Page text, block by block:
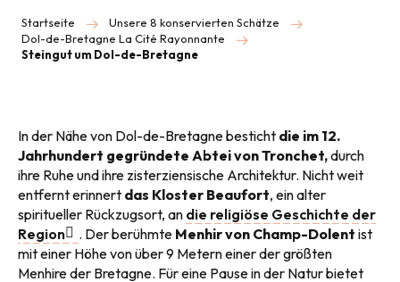
Startseite
Unsere 8 konservierten Schätze
Dol-de-Bretagne La Cité Rayonnante
Steingut um Dol-de-Bretagne
In der Nähe von Dol-de-Bretagne besticht die im 12.
Jahrhundert gegründete Abtei von Tronchet,durch
ihre Ruhe und ihre zisterziensische Architektur. Nicht weit
entfernt erinnert das Kloster Beaufort, ein alter
spiritueller Rückzugsort, an die religiöse Geschichte der
Region
. Der berühmte Menhir von Champ-Dolent ist
mit einer Höhe von über 9 Metern einer der größten
Menhire der Bretagne. Für eine Pause in der Natur bietet